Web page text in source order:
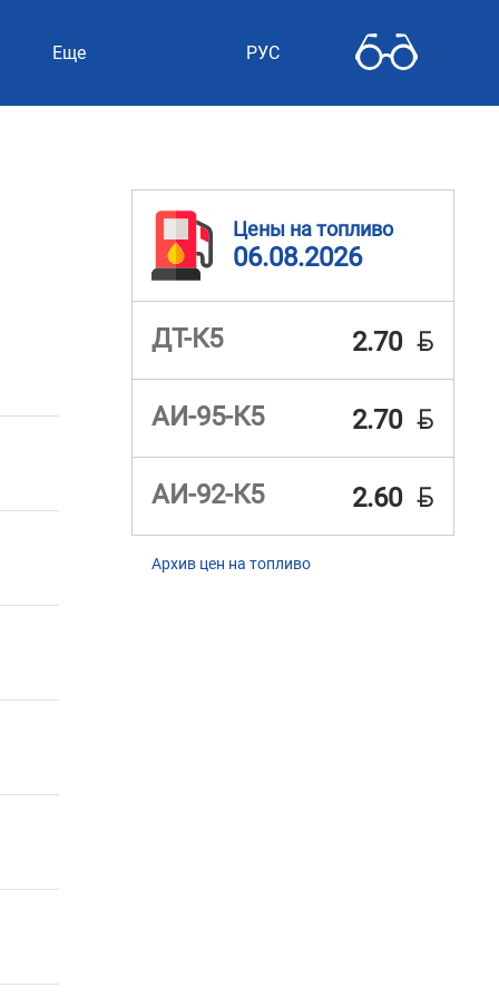
Еще РУС
Цены на топливо
06.08.2026
ДТ-К5 2.70 BYN
АИ-95-К5 2.70 BYN
АИ-92-К5 2.60 BYN
Архив цен на топливо